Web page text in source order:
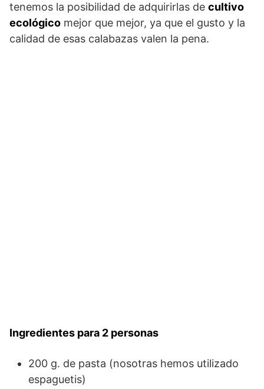
tenemos la posibilidad de adquirirlas de cultivo
ecológico mejor que mejor, ya que el gusto y la
calidad de esas calabazas valen la pena.
Ingredientes para 2 personas
200 g. de pasta (nosotras hemos utilizado
espaguetis)